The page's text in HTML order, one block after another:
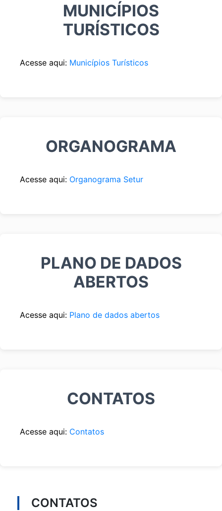
MUNICÍPIOS
TURÍSTICOS
Acesse aqui: Municípios Turísticos
ORGANOGRAMA
Acesse aqui: Organograma Setur
PLANO DE DADOS
ABERTOS
Acesse aqui: Plano de dados abertos
CONTATOS
Acesse aqui: Contatos
CONTATOS